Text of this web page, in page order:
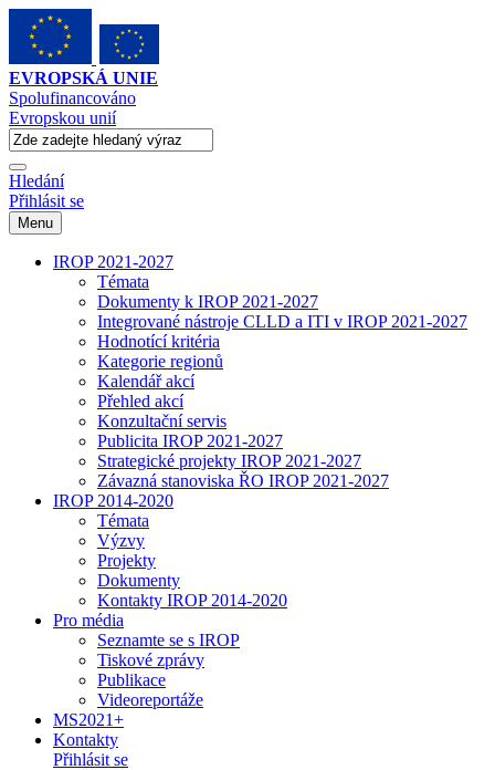
EVROPSKÁ UNIE
Spolufinancováno
Evropskou unií
Hledání
Přihlásit se
Menu
IROP 2021-2027
Témata
Dokumenty k IROP 2021-2027
Integrované nástroje CLLD a ITI v IROP 2021-2027
Hodnotící kritéria
Kategorie regionů
Kalendář akcí
Přehled akcí
Konzultační servis
Publicita IROP 2021-2027
Strategické projekty IROP 2021-2027
Závazná stanoviska ŘO IROP 2021-2027
IROP 2014-2020
Témata
Výzvy
Projekty
Dokumenty
Kontakty IROP 2014-2020
Pro média
Seznamte se s IROP
Tiskové zprávy
Publikace
Videoreportáže
MS2021+
Kontakty
Přihlásit se